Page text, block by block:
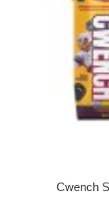
Cwench